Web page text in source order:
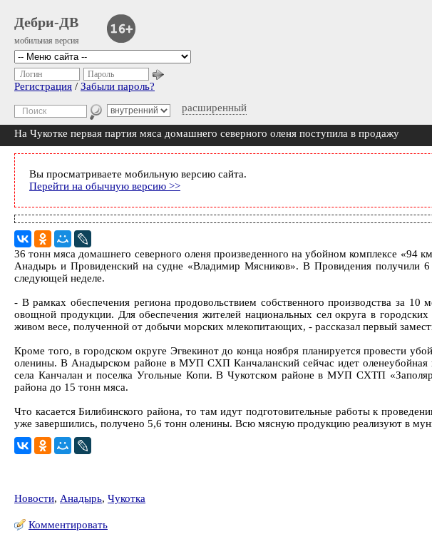
Дебри-ДВ
мобильная версия
расширенный
Логин Пароль
Регистрация / Забыли пароль?
На Чукотке первая партия мяса домашнего северного оленя поступила в продажу
Вы просматриваете мобильную версию сайта.
Перейти на обычную версию >>
36 тонн мяса домашнего северного оленя произведенного на убойном комплексе «94
Анадырь и Провиденский на судне «Владимир Мясников». В Провидения получили
следующей неделе.
- В рамках обеспечения региона продовольствием собственного производства за
овощной продукции. Для обеспечения жителей национальных сел округа в
живом весе, полученной от добычи морских млекопитающих, - рассказал первый
Кроме того, в городском округе Эгвекинот до конца ноября планируется провести
оленины. В Анадырском районе в МУП СХП Канчаланский сейчас идет оленеубойная
села Канчалан и поселка Угольные Копи. В Чукотском районе в МУП СХТП
района до 15 тонн мяса.
Что касается Билибинского района, то там идут подготовительные работы к
уже завершились, получено 5,6 тонн оленины. Всю мясную продукцию реализуют в
Новости, Анадырь, Чукотка
Комментировать